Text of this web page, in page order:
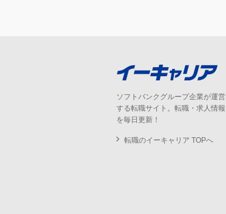
ソフトバンクグループ企業が運営
する転職サイト。転職・求人情報
を毎日更新！
転職のイーキャリア TOPへ